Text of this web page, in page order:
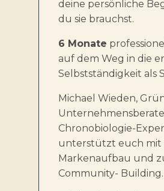
deine persönliche
du sie brauchst.
6 Monate
auf dem Weg in die
Selbstständigkeit als
Michael Wieden,
Chronobiologie-
unterstützt euch mit
Markenaufbau und
Community- Building.